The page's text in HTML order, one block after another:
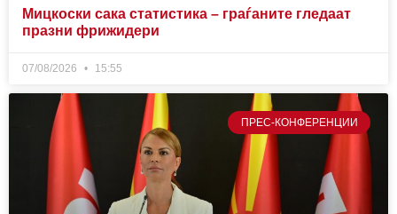
Мицкоски сака статистика – граѓаните гледаат
празни фрижидери
07/08/2026 15:55
ПРЕС-КОНФЕРЕНЦИИ